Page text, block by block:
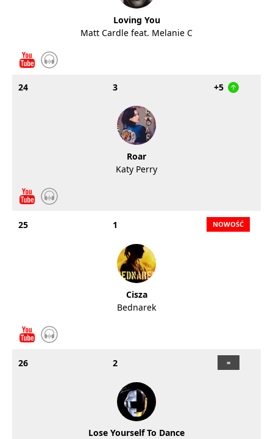
Loving You
Matt Cardle feat. Melanie C
24 3 +5
Roar
Katy Perry
25 1
Cisza
Bednarek
26 2
Lose Yourself To Dance